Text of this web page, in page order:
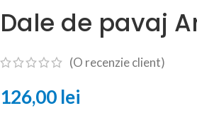
Dale de pavaj
(O recenzie client)
126,00 lei